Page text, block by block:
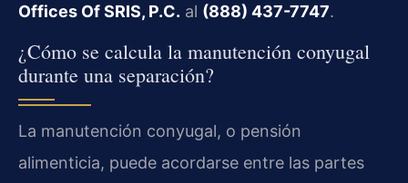
Offices Of SRIS, P.C. al (888) 437-7747.
¿Cómo se calcula la manutención conyugal
durante una separación?
La manutención conyugal, o pensión
alimenticia, puede acordarse entre las partes